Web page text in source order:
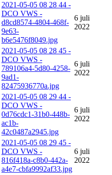
2021-05-05 08 28 44 -
DCO VWS -
d8cd8574-4804-468f-
9e63-
b6e5476f8049.jpg
6 juli
2022
2021-05-05 08 28 45 -
DCO VWS -
789106a4-5d80-4258-
9ad1-
82475936770a.jpg
6 juli
2022
2021-05-05 08 29 44 -
DCO VWS -
0d76cdc1-31b0-448b-
ac1b-
42c0487a2945.jpg
6 juli
2022
2021-05-05 08 29 45 -
DCO VWS -
816f418a-c8b0-442a-
a4e7-cbfa9992af33.jpg
6 juli
2022